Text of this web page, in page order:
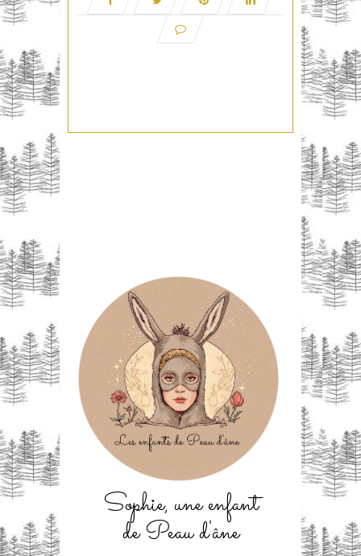
Sophie, une enfant
de Peau d'âne